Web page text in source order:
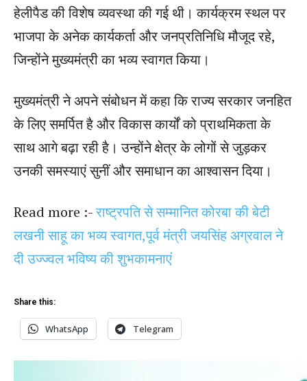
हेलीपैड की विशेष व्यवस्था की गई थी। कार्यक्रम स्थल पर
भाजपा के अनेक कार्यकर्ता और जनप्रतिनिधि मौजूद रहे,
जिन्होंने मुख्यमंत्री का भव्य स्वागत किया।
मुख्यमंत्री ने अपने संबोधन में कहा कि राज्य सरकार जनहित
के लिए समर्पित है और विकास कार्यों को प्राथमिकता के
साथ आगे बढ़ा रही है। उन्होंने क्षेत्र के लोगों से जुड़कर
उनकी समस्याएं सुनीं और समाधान का आश्वासन दिया।
Read more :-राष्ट्रपति से सम्मानित कोरबा की बेटी
लखनी साहू का भव्य स्वागत,पूर्व मंत्री जयसिंह अग्रवाल ने
दी उज्ज्वल भविष्य की शुभकामनाएं
Share this:
WhatsApp Telegram